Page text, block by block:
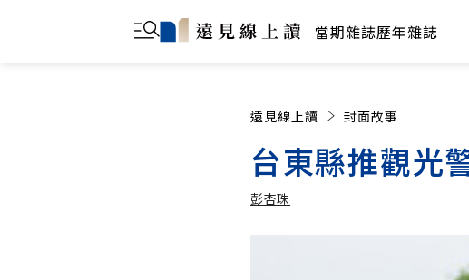
當期雜誌歷年雜誌
遠見線上讀 封面故事
台東縣推觀光
彭杏珠
加